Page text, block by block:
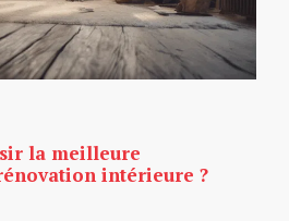
la meilleure
intérieure ?